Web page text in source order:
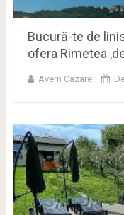
Bucură-te de
ofera Rimetea
Avem Cazare